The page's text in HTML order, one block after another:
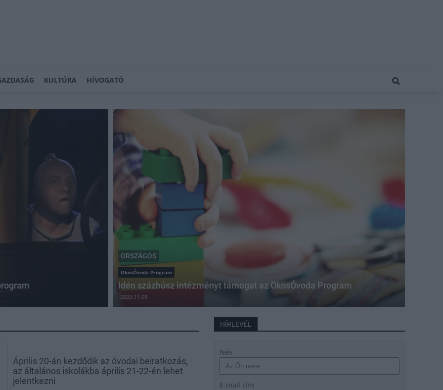
KULTÚRA HÍVOGATÓ
ORSZÁGOS
OkosÓvoda Program
Idén százhúsz intézményt támogat az OkosÓvoda Program
2023.11.09
Április 20-án kezdődik az óvodai beiratkozás,
az általános iskolákba április 21-22-én lehet
jelentkezni
HÍRLEVÉL
Név
E-mail cím